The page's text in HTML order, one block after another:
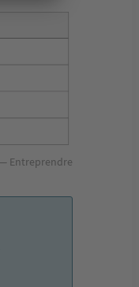
Entreprendre